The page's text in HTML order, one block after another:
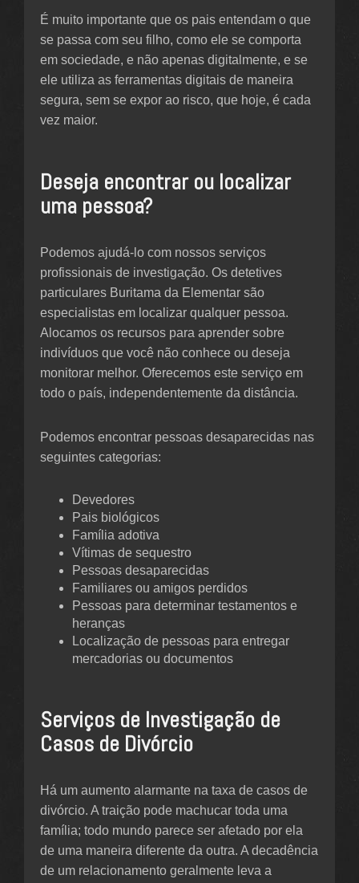
É muito importante que os pais entendam o que
se passa com seu filho, como ele se comporta
em sociedade, e não apenas digitalmente, e se
ele utiliza as ferramentas digitais de maneira
segura, sem se expor ao risco, que hoje, é cada
vez maior.
Deseja encontrar ou localizar
uma pessoa?
Podemos ajudá-lo com nossos serviços
profissionais de investigação. Os detetives
particulares Buritama da Elementar são
especialistas em localizar qualquer pessoa.
Alocamos os recursos para aprender sobre
indivíduos que você não conhece ou deseja
monitorar melhor. Oferecemos este serviço em
todo o país, independentemente da distância.
Podemos encontrar pessoas desaparecidas nas
seguintes categorias:
Devedores
Pais biológicos
Família adotiva
Vítimas de sequestro
Pessoas desaparecidas
Familiares ou amigos perdidos
Pessoas para determinar testamentos e
heranças
Localização de pessoas para entregar
mercadorias ou documentos
Serviços de Investigação de
Casos de Divórcio
Há um aumento alarmante na taxa de casos de
divórcio. A traição pode machucar toda uma
família; todo mundo parece ser afetado por ela
de uma maneira diferente da outra. A decadência
de um relacionamento geralmente leva a